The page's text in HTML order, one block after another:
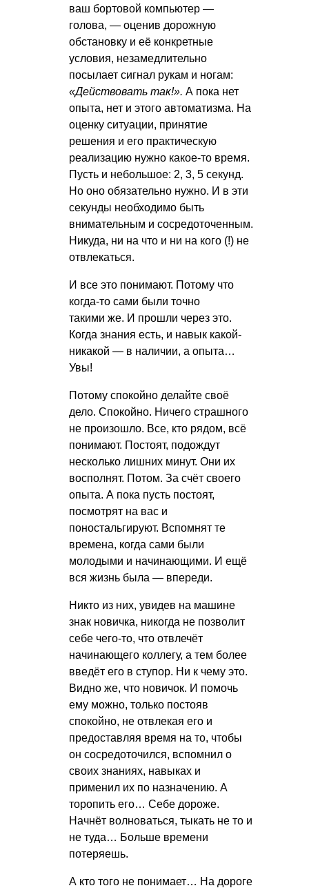
ваш бортовой компьютер —
голова, — оценив дорожную
обстановку и её конкретные
условия, незамедлительно
посылает сигнал рукам и ногам:
«Действовать так!». А пока нет
опыта, нет и этого автоматизма. На
оценку ситуации, принятие
решения и его практическую
реализацию нужно какое-то время.
Пусть и небольшое: 2, 3, 5 секунд.
Но оно обязательно нужно. И в эти
секунды необходимо быть
внимательным и сосредоточенным.
Никуда, ни на что и ни на кого (!) не
отвлекаться.
И все это понимают. Потому что
когда-то сами были точно
такими же. И прошли через это.
Когда знания есть, и навык какой-
никакой — в наличии, а опыта…
Увы!
Потому спокойно делайте своё
дело. Спокойно. Ничего страшного
не произошло. Все, кто рядом, всё
понимают. Постоят, подождут
несколько лишних минут. Они их
восполнят. Потом. За счёт своего
опыта. А пока пусть постоят,
посмотрят на вас и
поностальгируют. Вспомнят те
времена, когда сами были
молодыми и начинающими. И ещё
вся жизнь была — впереди.
Никто из них, увидев на машине
знак новичка, никогда не позволит
себе чего-то, что отвлечёт
начинающего коллегу, а тем более
введёт его в ступор. Ни к чему это.
Видно же, что новичок. И помочь
ему можно, только постояв
спокойно, не отвлекая его и
предоставляя время на то, чтобы
он сосредоточился, вспомнил о
своих знаниях, навыках и
применил их по назначению. А
торопить его… Себе дороже.
Начнёт волноваться, тыкать не то и
не туда… Больше времени
потеряешь.
А кто того не понимает… На дороге